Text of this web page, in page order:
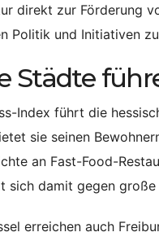
direkt zur Förderung
Politik und Initiativen
Städte
Index führt die
sie seinen
an Fast-Food-
sich damit gegen
erreichen auch